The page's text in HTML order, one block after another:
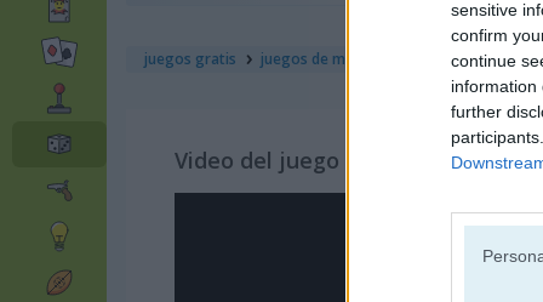
sensitive
confirm
continue
information
further
juegos gratis juegos de mesa ultimate sudoku
Video del juego